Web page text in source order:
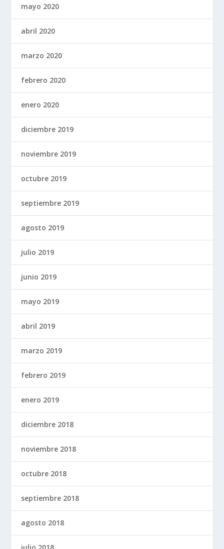
mayo 2020
abril 2020
marzo 2020
febrero 2020
enero 2020
diciembre 2019
noviembre 2019
octubre 2019
septiembre 2019
agosto 2019
julio 2019
junio 2019
mayo 2019
abril 2019
marzo 2019
febrero 2019
enero 2019
diciembre 2018
noviembre 2018
octubre 2018
septiembre 2018
agosto 2018
julio 2018